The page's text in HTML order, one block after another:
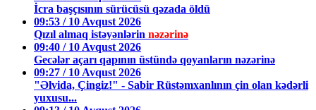
İcra başçısının sürücüsü qəzada öldü
09:53 / 10 Avqust 2026
Qızıl almaq istəyənlərin nəzərinə
09:40 / 10 Avqust 2026
Gecələr açarı qapının üstündə qoyanların nəzərinə
09:27 / 10 Avqust 2026
"Əlvida, Çingiz!" - Sabir Rüstəmxanlının çin olan kədərli
yuxusu...